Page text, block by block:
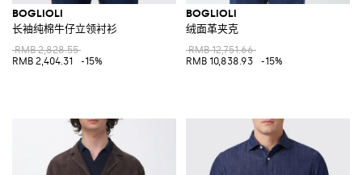
BOGLIOLI
长袖纯棉牛仔立领衬衫
RMB 2,828.55
RMB 2,404.31
-15%
BOGLIOLI
绒面革夹克
RMB 12,751.66
RMB 10,838.93
-15%